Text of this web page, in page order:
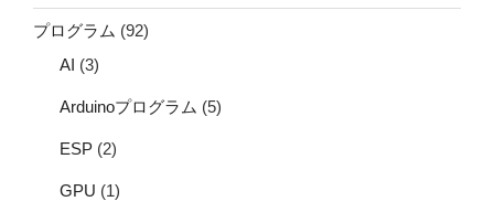
プログラム (92)
AI (3)
Arduinoプログラム (5)
ESP (2)
GPU (1)